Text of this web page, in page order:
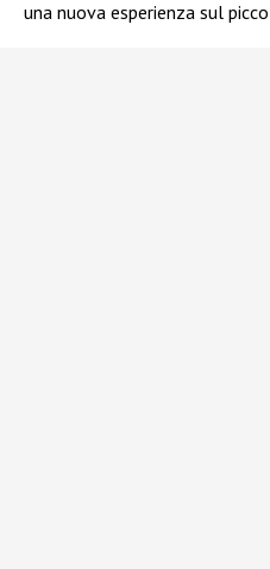
una nuova esperienza sul